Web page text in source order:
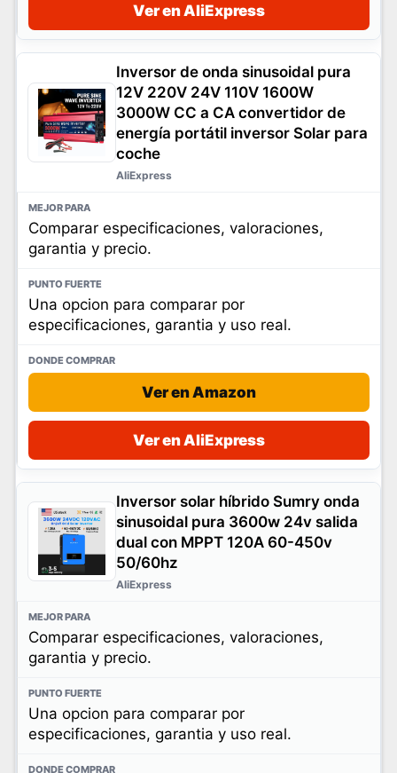
Ver en AliExpress
Inversor de onda sinusoidal pura
12V 220V 24V 110V 1600W
3000W CC a CA convertidor de
energía portátil inversor Solar para
coche
AliExpress
Comparar especificaciones, valoraciones,
garantia y precio.
Una opcion para comparar por
especificaciones, garantia y uso real.
Ver en Amazon
Ver en AliExpress
Inversor solar híbrido Sumry onda
sinusoidal pura 3600w 24v salida
dual con MPPT 120A 60-450v
50/60hz
AliExpress
Comparar especificaciones, valoraciones,
garantia y precio.
Una opcion para comparar por
especificaciones, garantia y uso real.